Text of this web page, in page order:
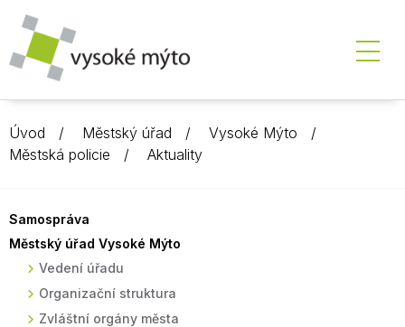
Úvod Městský úřad
Vysoké Mýto
Městská policie
Aktuality
Samospráva
Městský úřad Vysoké Mýto
Vedení úřadu
Organizační struktura
Zvláštní orgány města